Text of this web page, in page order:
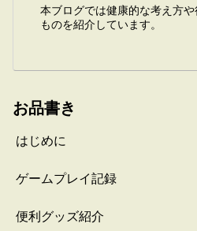
本ブログでは健康的な考え方
ものを紹介しています。
お品書き
はじめに
ゲームプレイ記録
便利グッズ紹介